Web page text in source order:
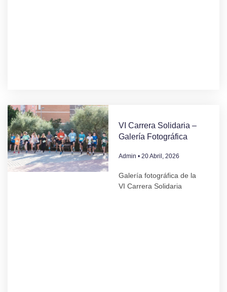
VI Carrera Solidaria –
Galería Fotográfica
Admin 20 Abril, 2026
Galería fotográfica de la
VI Carrera Solidaria